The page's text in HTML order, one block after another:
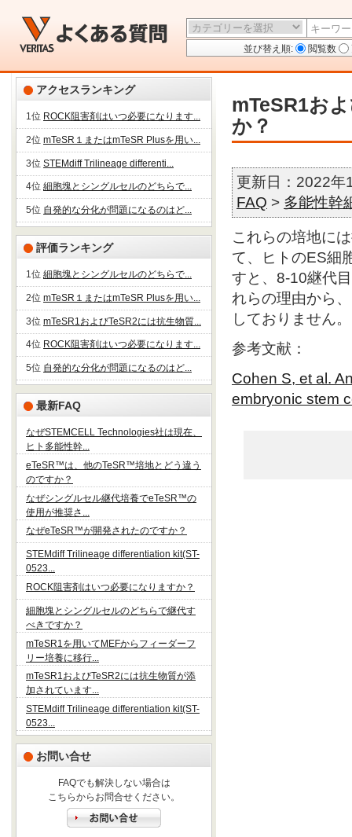
並び替え順: 閲覧数
アクセスランキング
1位 ROCK阻害剤はいつ必要になります...
2位 mTeSR１またはmTeSR Plusを用い...
3位 STEMdiff Trilineage differenti...
4位 細胞塊とシングルセルのどちらで...
5位 自発的な分化が問題になるのはど...
評価ランキング
1位 細胞塊とシングルセルのどちらで...
2位 mTeSR１またはmTeSR Plusを用い...
3位 mTeSR1およびTeSR2には抗生物質...
4位 ROCK阻害剤はいつ必要になります...
5位 自発的な分化が問題になるのはど...
最新FAQ
なぜSTEMCELL Technologies社は現在、
ヒト多能性幹...
eTeSR™は、他のTeSR™培地とどう違う
のですか？
なぜシングルセル継代培養でeTeSR™の
使用が推奨さ...
なぜeTeSR™が開発されたのですか？
STEMdiff Trilineage differentiation kit(ST-
0523...
ROCK阻害剤はいつ必要になりますか？
細胞塊とシングルセルのどちらで継代す
べきですか？
mTeSR1を用いてMEFからフィーダーフ
リー培養に移行...
mTeSR1およびTeSR2には抗生物質が添
加されています...
STEMdiff Trilineage differentiation kit(ST-
0523...
お問い合せ
FAQでも解決しない場合は
こちらからお問合せください。
mTeSR1お
か？
更新日：2022
FAQ > 多能性幹
これらの培地に
て、ヒトのES細
すと、8-10継代
れらの理由から
しておりません。
参考文献：
Cohen S, et al.
embryonic stem